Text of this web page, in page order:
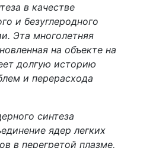
в качестве
и безуглеродного
Эта многолетняя
на объекте на
долгую историю
и перерасхода
синтеза
ядер легких
в перегретой плазме,